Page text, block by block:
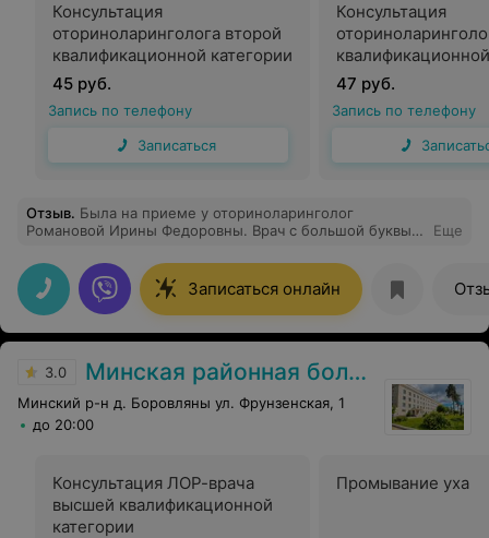
Консультация
оториноларинголога второй
квалификационной категории
45 руб.
Запись по телефону
Записаться
Консультация
47 руб.
Запись по телефону
Отзыв. Была на приеме у оториноларинголог
Романовой Ирины Федоровны. Врач с большой буквы!!!
решения вопроса проблемы! Так же спасибо большое
девочкам администраторам ,за улыбки и
приветливость !
Еще
Записаться онлайн
3.0 Минская районная больница
Минский р-н д. Боровляны ул. Фрунзенская, 1
до 20:00
Консультация ЛОР-врача
высшей квалификационной
категории
Промывание уха